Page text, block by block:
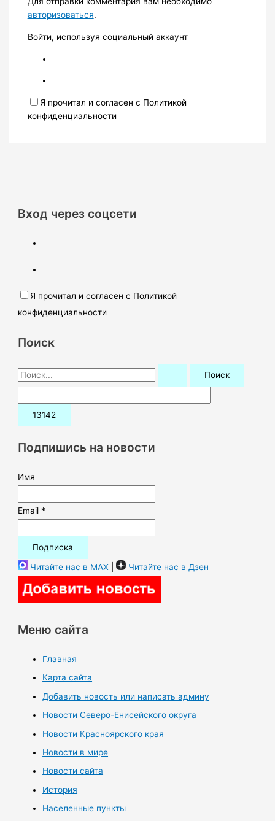
авторизоваться.
Войти, используя социальный аккаунт
Я прочитал и согласен с Политикой
конфиденциальности
Вход через соцсети
Я прочитал и согласен с Политикой
конфиденциальности
Поиск
П
о
и
:Подпишись на новости
Имя
Email *
Читайте нас в MAX | Читайте нас в Дзен
Меню сайта
Главная
Карта сайта
Добавить новость или написать админу
Новости Северо-Енисейского округа
Новости Красноярского края
Новости в мире
Новости сайта
История
Населенные пункты